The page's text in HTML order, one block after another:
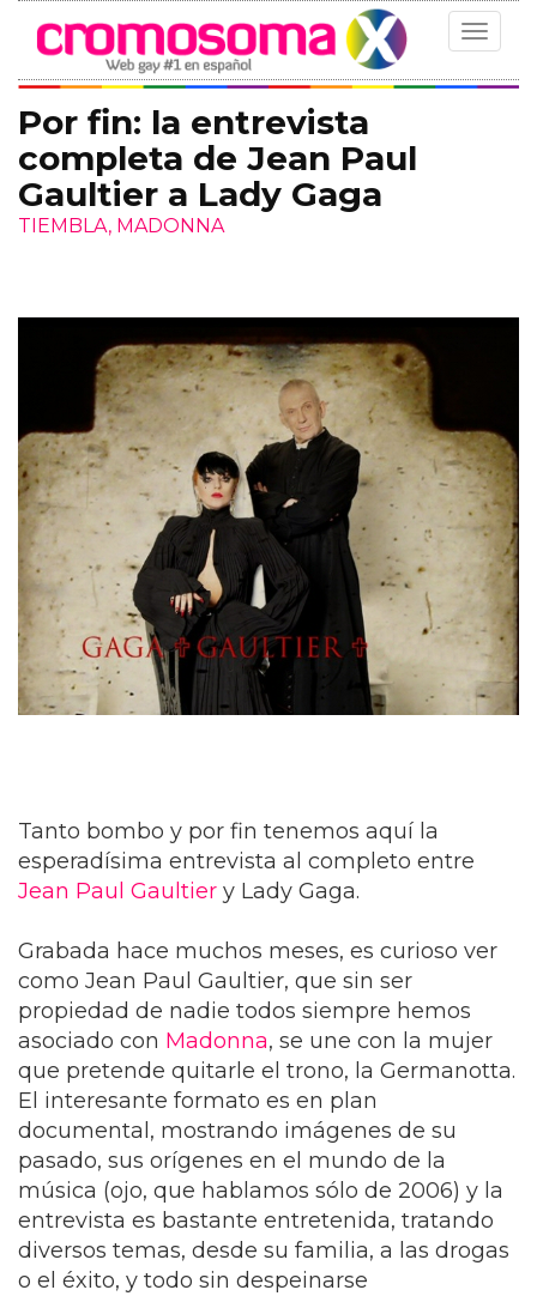
Toggle
Por fin: la entrevista
completa de Jean Paul
Gaultier a Lady Gaga
TIEMBLA, MADONNA
Tanto bombo y por fin tenemos aquí la
esperadísima entrevista al completo entre
Jean Paul Gaultier y Lady Gaga.
Grabada hace muchos meses, es curioso ver
como Jean Paul Gaultier, que sin ser
propiedad de nadie todos siempre hemos
asociado con Madonna, se une con la mujer
que pretende quitarle el trono, la Germanotta.
El interesante formato es en plan
documental, mostrando imágenes de su
pasado, sus orígenes en el mundo de la
música (ojo, que hablamos sólo de 2006) y la
entrevista es bastante entretenida, tratando
diversos temas, desde su familia, a las drogas
o el éxito, y todo sin despeinarse